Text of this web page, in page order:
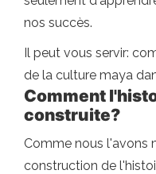
nos succès.
Il peut vous servir:
de la culture maya
Comment
construite?
Comme nous l'avons
construction de